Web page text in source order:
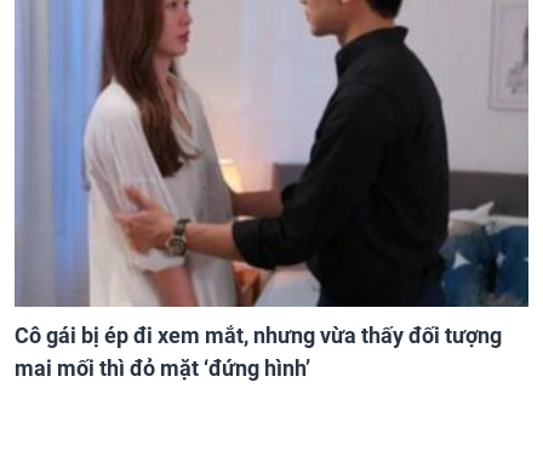
Cô gái bị ép đi xem mắt, nhưng vừa thấy đối tượng
mai mối thì đỏ mặt ‘đứng hình’